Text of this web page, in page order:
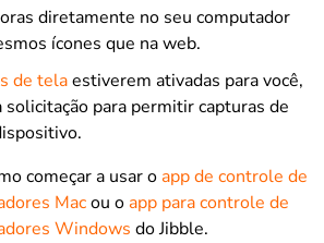
diretamente no seu computador
ícones que na web.
de telaestiverem ativadas para você,
solicitação para permitir capturas de
começar a usar oapp de controle de
Macou oapp para controle de
Windows do Jibble.